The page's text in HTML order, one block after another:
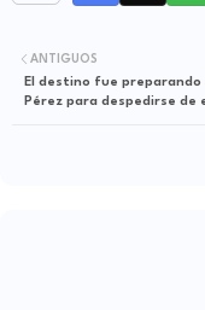
ANTIGUOS
El destino fue preparando
Pérez para despedirse de